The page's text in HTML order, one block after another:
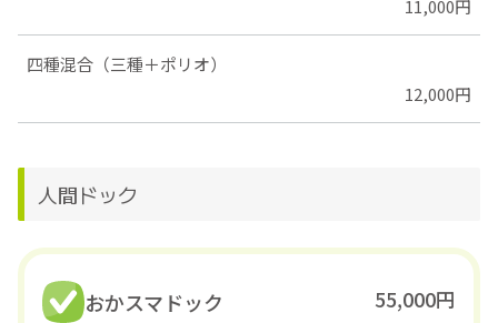
11,000円
四種混合（三種＋ポリオ）
12,000円
人間ドック
おかスマドック 55,000円